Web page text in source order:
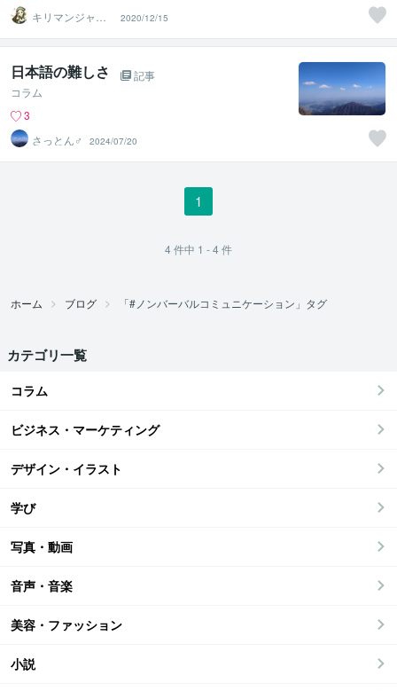
キリマンジャロ0
1
2020/12/15
日本語の難しさ
記事
コラム
3
さっとん♂
2024/07/20
1
4件中 1 - 4件
ホーム ブログ 「#ノンバーバルコミュニケーション」タグ
カテゴリ一覧
コラム
ビジネス・マーケティング
デザイン・イラスト
学び
写真・動画
音声・音楽
美容・ファッション
小説